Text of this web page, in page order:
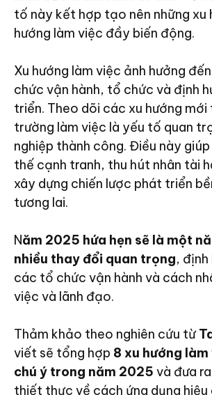
tố này kết hợp tạo nên những xu
hướng làm việc đầy biến động.
Xu hướng làm việc ảnh hưởng
chức vận hành, tổ chức và định
triển. Theo dõi các xu hướng mới
trường làm việc là yếu tố quan
nghiệp thành công. Điều này
thế cạnh tranh, thu hút nhân tài
xây dựng chiến lược phát triển
tương lai.
Năm 2025 hứa hẹn sẽ là một
nhiều thay đổi quan trọng,
các tổ chức vận hành và cách
việc và lãnh đạo.
Thảm khảo theo nghiên cứu từ
viết sẽ tổng hợp 8 xu hướng
chú ý trong năm 2025 và đưa
thiết thực về cách ứng dụng hiệu